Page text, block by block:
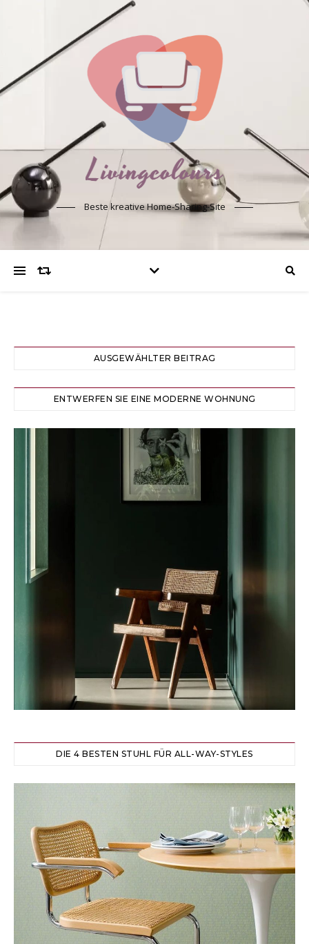
Beste kreative Home-Sharing-Site
AUSGEWÄHLTER BEITRAG
ENTWERFEN SIE EINE MODERNE WOHNUNG
DIE 4 BESTEN STUHL FÜR ALL-WAY-STYLES